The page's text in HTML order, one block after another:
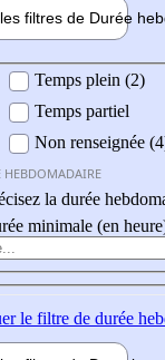
filtres de Durée
hebdomadaire
Temps plein (2)
Temps partiel
Non renseignée
HEBDOMADAIRE
la durée
minimale (en
le filtre de durée